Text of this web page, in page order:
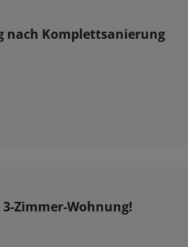
nach Komplettsanierung
Zimmer-Wohnung!